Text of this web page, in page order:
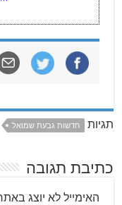
תגיות חדשות גבעת שמואל
כתיבת תגובה
האימייל לא יוצג